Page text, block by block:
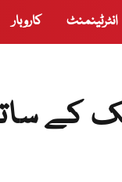
انٹرٹینمنٹ کاروبار
کے